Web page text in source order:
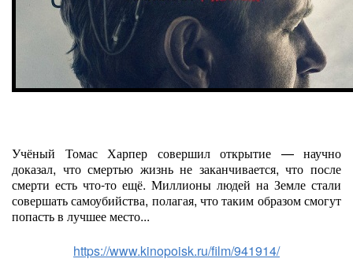
Учёный Томас Харпер совершил открытие — научно
доказал, что смертью жизнь не заканчивается, что после
смерти есть что-то ещё. Миллионы людей на Земле стали
совершать самоубийства, полагая, что таким образом смогут
попасть в лучшее место...
https://www.kinopoisk.ru/film/941914/